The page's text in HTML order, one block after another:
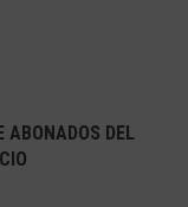
ABONADOS DEL